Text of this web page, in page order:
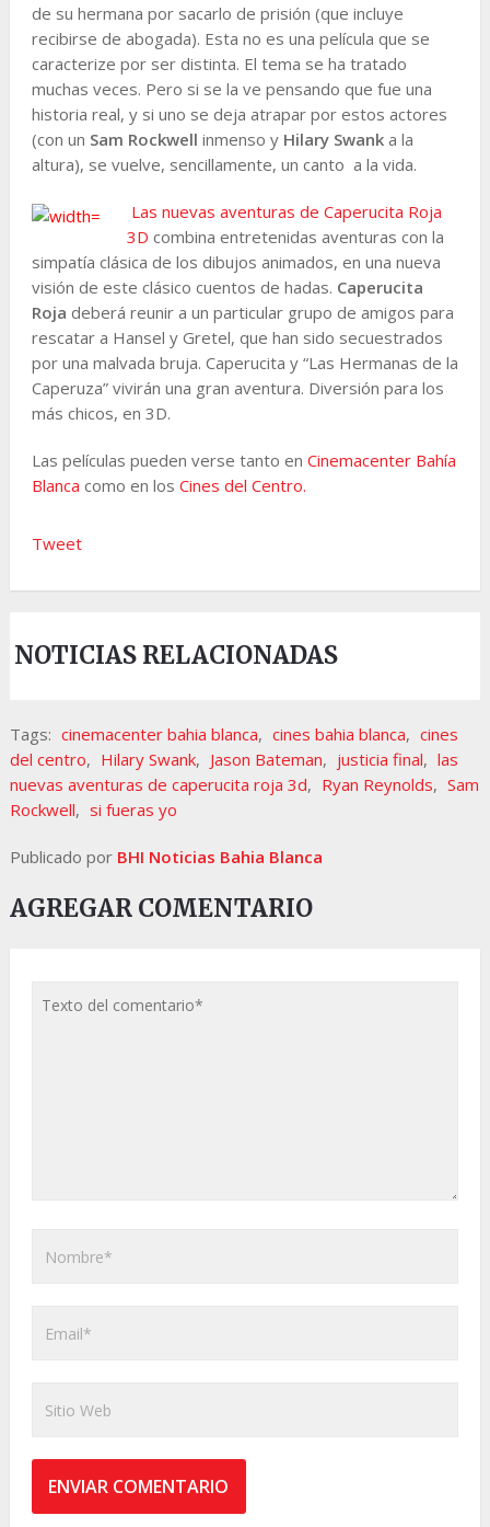
de su hermana por sacarlo de prisión (que incluye
recibirse de abogada). Esta no es una película que se
caracterize por ser distinta. El tema se ha tratado
muchas veces. Pero si se la ve pensando que fue una
historia real, y si uno se deja atrapar por estos actores
(con un Sam Rockwell inmenso y Hilary Swanka la
altura), se vuelve, sencillamente, un canto a la vida.
Las nuevas aventuras de Caperucita Roja
3D combina entretenidas aventuras con la
simpatía clásica de los dibujos animados, en una nueva
visión de este clásico cuentos de hadas. Caperucita
Roja deberá reunir a un particular grupo de amigos para
rescatar a Hansel y Gretel, que han sido secuestrados
por una malvada bruja. Caperucita y “Las Hermanas de la
Caperuza” vivirán una gran aventura. Diversión para los
más chicos, en 3D.
Las películas pueden verse tanto en Cinemacenter Bahía
Blanca como en los Cines del Centro.
Tweet
NOTICIAS RELACIONADAS
Tags: cinemacenter bahia blanca, cines bahia blanca, cines
del centro, Hilary Swank, Jason Bateman, justicia final, las
nuevas aventuras de caperucita roja 3d, Ryan Reynolds, Sam
Rockwell, si fueras yo
Publicado por BHI Noticias Bahia Blanca
AGREGAR COMENTARIO